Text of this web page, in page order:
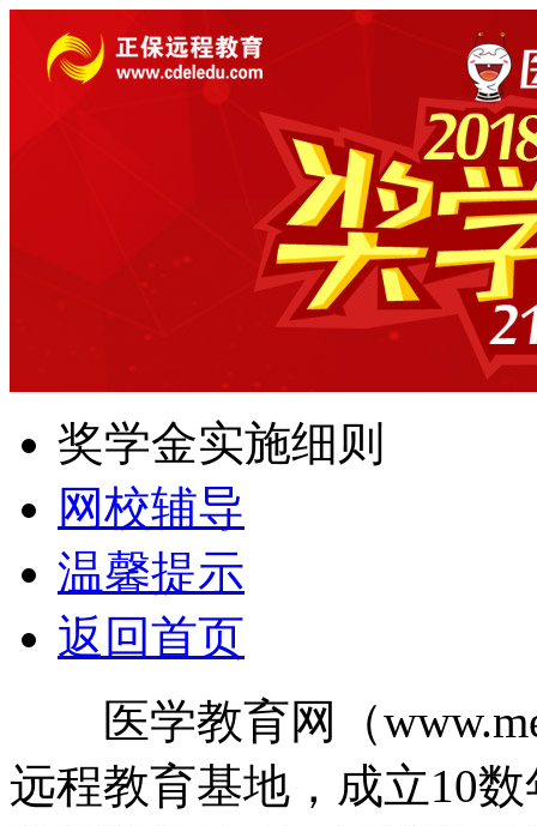
奖学金实施细则
网校辅导
温馨提示
返回首页
医学教育网（
远程教育基地，成立10